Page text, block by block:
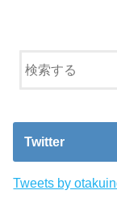
Twitter
Tweets by